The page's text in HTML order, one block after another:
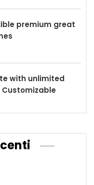
premium great
with unlimited